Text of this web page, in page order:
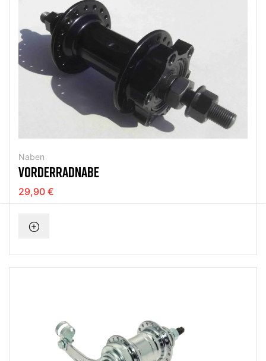
Naben
VORDERRADNABE
29,90 €